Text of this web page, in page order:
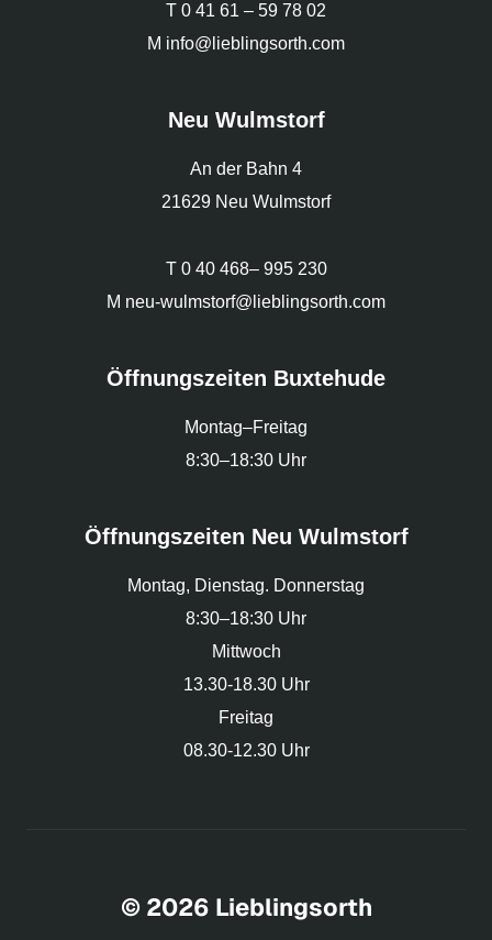
T 0 41 61 – 59 78 02
M info@lieblingsorth.com
Neu Wulmstorf
An der Bahn 4
21629 Neu Wulmstorf
T 0 40 468– 995 230
M neu-wulmstorf@lieblingsorth.com
Öffnungszeiten Buxtehude
Montag–Freitag
8:30–18:30 Uhr
Öffnungszeiten Neu Wulmstorf
Montag, Dienstag. Donnerstag
8:30–18:30 Uhr
Mittwoch
13.30-18.30 Uhr
Freitag
08.30-12.30 Uhr
© 2026 Lieblingsorth